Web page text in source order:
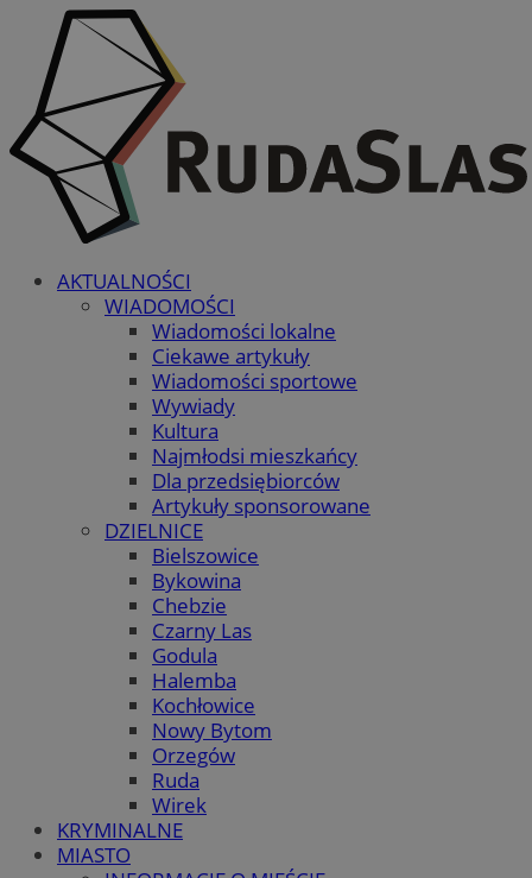
AKTUALNOŚCI
WIADOMOŚCI
Wiadomości lokalne
Ciekawe artykuły
Wiadomości sportowe
Wywiady
Kultura
Najmłodsi mieszkańcy
Dla przedsiębiorców
Artykuły sponsorowane
DZIELNICE
Bielszowice
Bykowina
Chebzie
Czarny Las
Godula
Halemba
Kochłowice
Nowy Bytom
Orzegów
Ruda
Wirek
KRYMINALNE
MIASTO